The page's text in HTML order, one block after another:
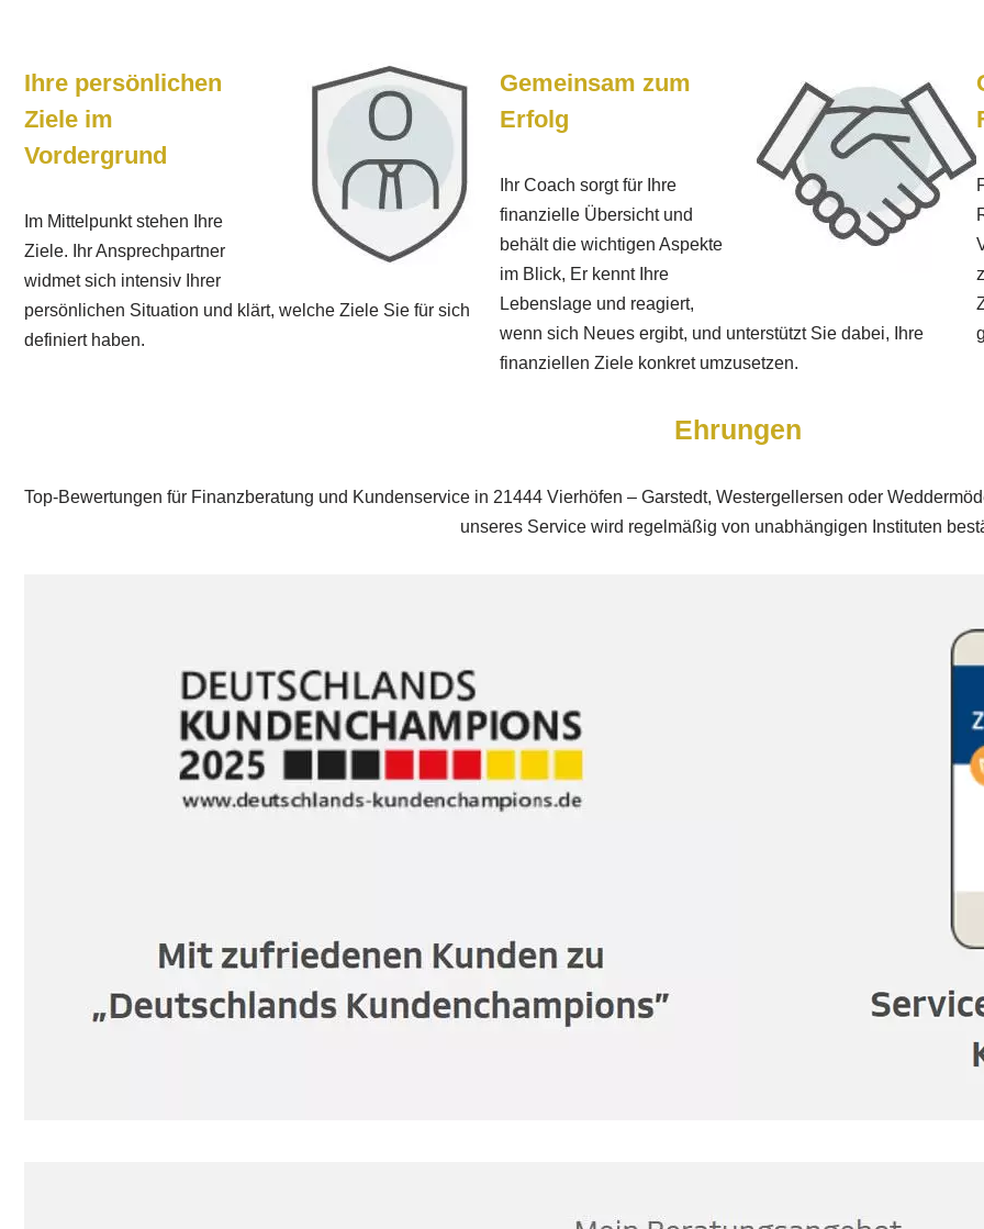
Ihre persönlichen
Ziele im
Vordergrund
Im Mittelpunkt stehen Ihre
Ziele. Ihr Ansprechpartner
widmet sich intensiv Ihrer
persönlichen Situation und klärt, welche Ziele Sie für sich
definiert haben.
Gemeinsam zum
Erfolg
Ihr Coach sorgt für Ihre
finanzielle Übersicht und
behält die wichtigen Aspekte
im Blick, Er kennt Ihre
Lebenslage und reagiert,
wenn sich Neues ergibt, und unterstützt Sie dabei, Ihre
finanziellen Ziele konkret umzusetzen.
Ehrungen
Top-Bewertungen für Finanzberatung und Kundenservice in 21444 Vierhöfen – Garstedt, Westergellersen oder
unseres Service wird regelmäßig von unabhängigen Instituten